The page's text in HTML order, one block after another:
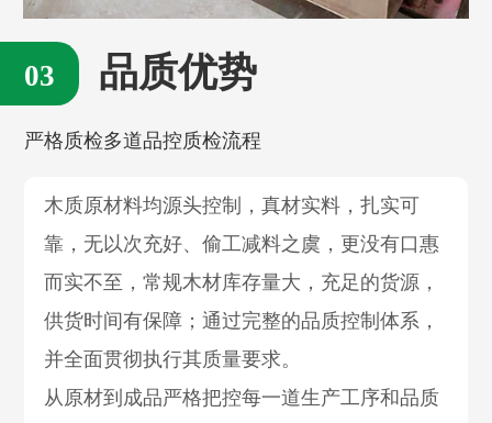
品质优势
严格质检多道品控质检流程
木质原材料均源头控制，真材实料，扎实可
靠，无以次充好、偷工减料之虞，更没有口惠
而实不至，常规木材库存量大，充足的货源，
供货时间有保障；通过完整的品质控制体系，
并全面贯彻执行其质量要求。
从原材到成品严格把控每一道生产工序和品质